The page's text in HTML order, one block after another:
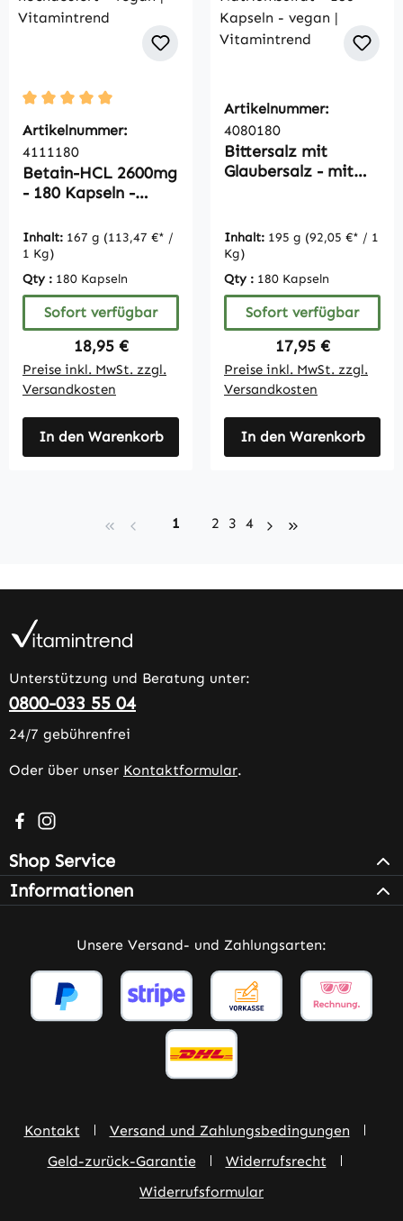
Durchschnittliche Bewertung von 5 von 5 Sternen
Artikelnummer:
4111180
Betain-HCL 2600mg
- 180 Kapseln -
| Vitamintrend
Inhalt: 167 g (113,47 €* /
1 Kg)
Qty : 180 Kapseln
Sofort verfügbar
Regulärer Preis:
18,95 €
Preise inkl. MwSt. zzgl.
Versandkosten
In den Warenkorb
Artikelnummer:
4080180
Bittersalz mit
Glaubersalz - mit
180 Kapseln - vegan
| Vitamintrend
Inhalt: 195 g (92,05 €* / 1
Kg)
Qty : 180 Kapseln
Sofort verfügbar
Regulärer Preis:
17,95 €
Preise inkl. MwSt. zzgl.
Versandkosten
In den Warenkorb
Seite
1 Seite
2 Seite
3 Seite
4
Unterstützung und Beratung unter:
0800-033 55 04
24/7 gebührenfrei
Oder über unser Kontaktformular.
Besuche uns auf Facebook – öffnet in neuem Tab
Schau auf Instagram vorbei – öffnet in neuem Tab
Shop Service
Informationen
Unsere Versand- und Zahlungsarten:
Kontakt
Versand und Zahlungsbedingungen
Geld-zurück-Garantie
Widerrufsrecht
Widerrufsformular